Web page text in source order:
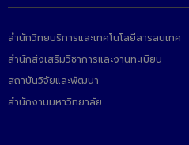
สำนักวิทยบริการและเทคโนโลยีสารสนเทศ
สำนักส่งเสริมวิชาการและงานทะเบียน
สถาบันวิจัยและพัฒนา
สำนักงานมหาวิทยาลัย